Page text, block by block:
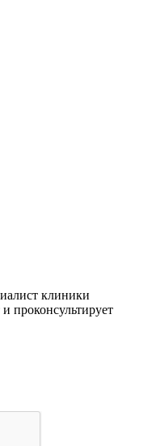
клиники
проконсультирует